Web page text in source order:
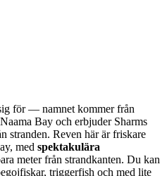
för — namnet kommer från
Bay och erbjuder Sharms
stranden. Reven här är friskare
med spektakulära
meter från strandkanten. Du kan
triggerfish och med lite